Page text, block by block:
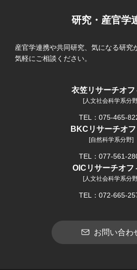
研究・産官学
産官学連携や共同研究、気になる研究
気軽にご相談ください。
衣笠リサーチオフ
[人文社会科学系分
TEL：075-465-
BKCリサーチオ
[自然科学系分野]
TEL：077-561-
OICリサーチオフ
[人文社会科学系分
TEL：072-665-
お問い合わ